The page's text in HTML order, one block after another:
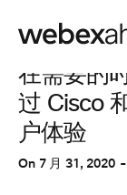
协作 ,协作设备
在需要的
过 Cisco
户体验
On 7 月 31, 2020